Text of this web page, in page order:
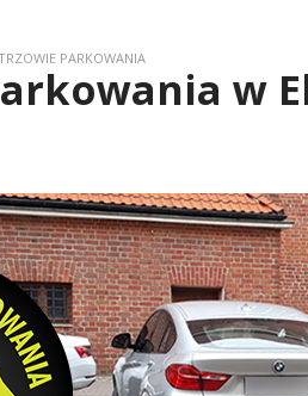
PARKOWANIA
w